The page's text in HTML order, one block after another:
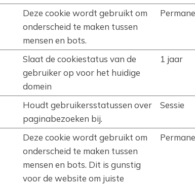
Deze cookie wordt gebruikt om
onderscheid te maken tussen
mensen en bots.
Slaat de cookiestatus van de
gebruiker op voor het huidige
domein
1 jaar
Houdt gebruikersstatussen over
paginabezoeken bij.
Sessie
Deze cookie wordt gebruikt om
onderscheid te maken tussen
mensen en bots. Dit is gunstig
voor de website om juiste